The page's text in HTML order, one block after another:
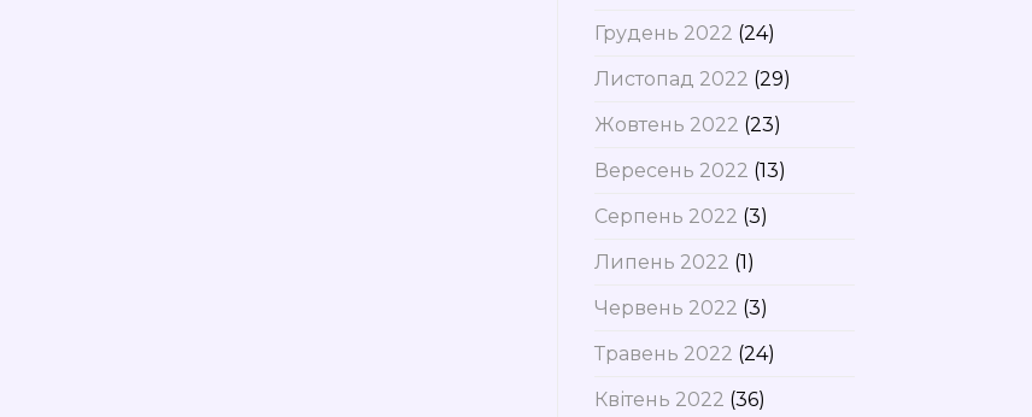
Грудень 2022 (24)
Листопад 2022 (29)
Жовтень 2022 (23)
Вересень 2022 (13)
Серпень 2022 (3)
Липень 2022 (1)
Червень 2022 (3)
Травень 2022 (24)
Квітень 2022 (36)